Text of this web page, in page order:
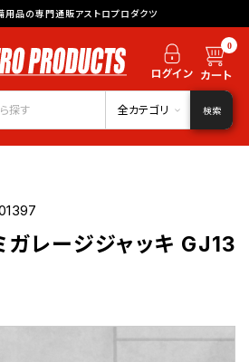
用品の専門通販アストロプロダクツ
0
全カテゴリ 検索
レージジャッキ GJ13